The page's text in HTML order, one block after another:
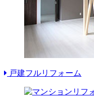
戸建フルリフォーム